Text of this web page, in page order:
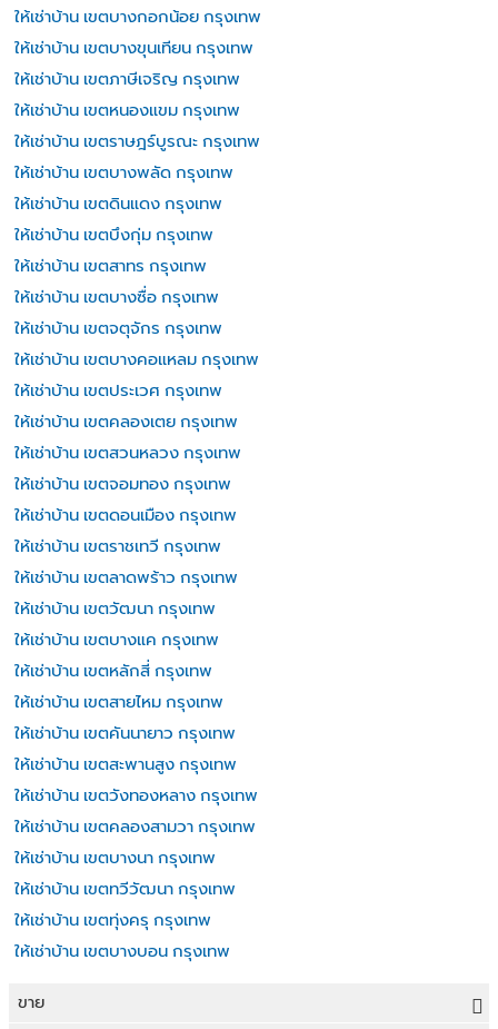
ให้เช่าบ้าน เขตบางกอกน้อย กรุงเทพ
ให้เช่าบ้าน เขตบางขุนเทียน กรุงเทพ
ให้เช่าบ้าน เขตภาษีเจริญ กรุงเทพ
ให้เช่าบ้าน เขตหนองแขม กรุงเทพ
ให้เช่าบ้าน เขตราษฎร์บูรณะ กรุงเทพ
ให้เช่าบ้าน เขตบางพลัด กรุงเทพ
ให้เช่าบ้าน เขตดินแดง กรุงเทพ
ให้เช่าบ้าน เขตบึงกุ่ม กรุงเทพ
ให้เช่าบ้าน เขตสาทร กรุงเทพ
ให้เช่าบ้าน เขตบางซื่อ กรุงเทพ
ให้เช่าบ้าน เขตจตุจักร กรุงเทพ
ให้เช่าบ้าน เขตบางคอแหลม กรุงเทพ
ให้เช่าบ้าน เขตประเวศ กรุงเทพ
ให้เช่าบ้าน เขตคลองเตย กรุงเทพ
ให้เช่าบ้าน เขตสวนหลวง กรุงเทพ
ให้เช่าบ้าน เขตจอมทอง กรุงเทพ
ให้เช่าบ้าน เขตดอนเมือง กรุงเทพ
ให้เช่าบ้าน เขตราชเทวี กรุงเทพ
ให้เช่าบ้าน เขตลาดพร้าว กรุงเทพ
ให้เช่าบ้าน เขตวัฒนา กรุงเทพ
ให้เช่าบ้าน เขตบางแค กรุงเทพ
ให้เช่าบ้าน เขตหลักสี่ กรุงเทพ
ให้เช่าบ้าน เขตสายไหม กรุงเทพ
ให้เช่าบ้าน เขตคันนายาว กรุงเทพ
ให้เช่าบ้าน เขตสะพานสูง กรุงเทพ
ให้เช่าบ้าน เขตวังทองหลาง กรุงเทพ
ให้เช่าบ้าน เขตคลองสามวา กรุงเทพ
ให้เช่าบ้าน เขตบางนา กรุงเทพ
ให้เช่าบ้าน เขตทวีวัฒนา กรุงเทพ
ให้เช่าบ้าน เขตทุ่งครุ กรุงเทพ
ให้เช่าบ้าน เขตบางบอน กรุงเทพ
ขาย